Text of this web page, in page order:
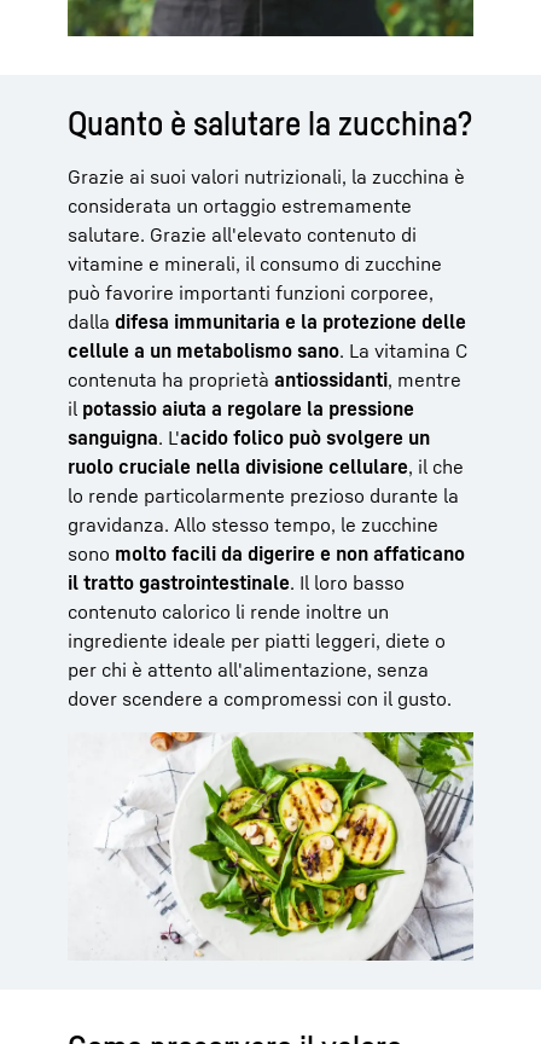
Quanto è salutare la zucchina?
Grazie ai suoi valori nutrizionali, la zucchina è
considerata un ortaggio estremamente
salutare. Grazie all'elevato contenuto di
vitamine e minerali, il consumo di zucchine
può favorire importanti funzioni corporee,
dalla difesa immunitaria e la protezione delle
cellule a un metabolismo sano. La vitamina C
contenuta ha proprietà antiossidanti, mentre
il potassio aiuta a regolare la pressione
sanguigna. L'acido folico può svolgere un
ruolo cruciale nella divisione cellulare, il che
lo rende particolarmente prezioso durante la
gravidanza. Allo stesso tempo, le zucchine
sono molto facili da digerire e non affaticano
il tratto gastrointestinale. Il loro basso
contenuto calorico li rende inoltre un
ingrediente ideale per piatti leggeri, diete o
per chi è attento all'alimentazione, senza
dover scendere a compromessi con il gusto.